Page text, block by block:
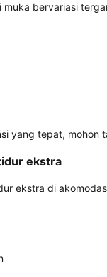
bervariasi
yang tepat,
ekstra
ekstra di